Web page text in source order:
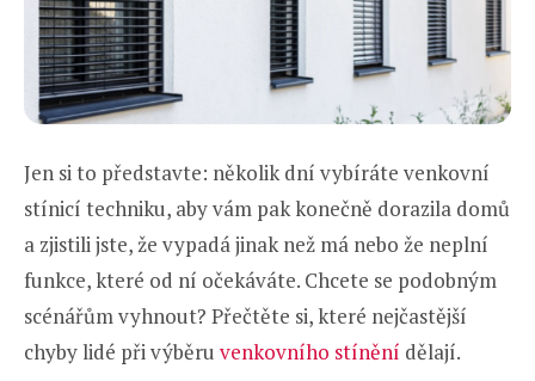
Jen si to představte: několik dní vybíráte venkovní
stínicí techniku, aby vám pak konečně dorazila domů
a zjistili jste, že vypadá jinak než má nebo že neplní
funkce, které od ní očekáváte. Chcete se podobným
scénářům vyhnout? Přečtěte si, které nejčastější
chyby lidé při výběru venkovního stínění dělají.